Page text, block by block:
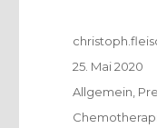
Autor
Veröffentlicht
am
25. Mai 2020
Kategorien
Allgemein
Schlagwörter